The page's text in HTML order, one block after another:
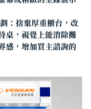
：捨棄厚重櫃台，改
桌，視覺上能消除攤
感，增加買主諮詢的